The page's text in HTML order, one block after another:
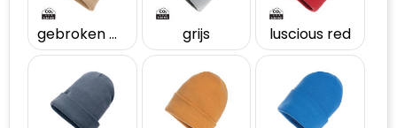
gebroken wit grijs luscious red